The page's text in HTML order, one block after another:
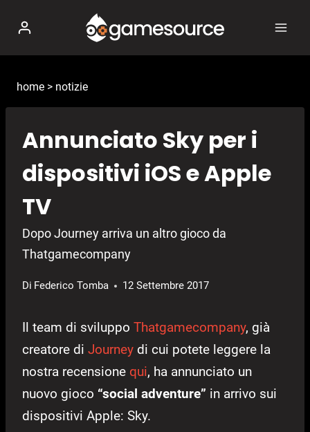
contenuto
home > notizie
Annunciato Sky per i
dispositivi iOS e Apple
TV
Dopo Journey arriva un altro gioco da
Thatgamecompany
Di Federico Tomba 12 Settembre 2017
Il team di sviluppo Thatgamecompany, già
creatore di Journey di cui potete leggere la
nostra recensione qui, ha annunciato un
nuovo gioco “social adventure” in arrivo sui
dispositivi Apple: Sky.